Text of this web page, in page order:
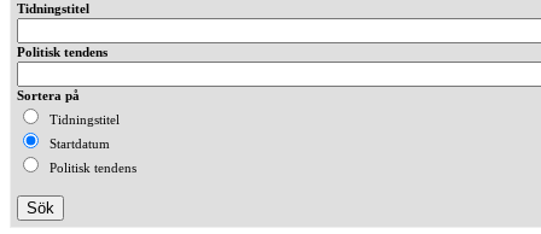
Tidningstitel
Politisk tendens
Sortera på
Tidningstitel
Startdatum
Politisk tendens